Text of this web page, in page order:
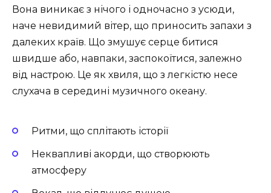
Вона виникає з нічого і одночасно з усюди,
наче невидимий вітер, що приносить запахи з
далеких країв. Що змушує серце битися
швидше або, навпаки, заспокоїтися, залежно
від настрою. Це як хвиля, що з легкістю несе
слухача в середині музичного океану.
Ритми, що сплітають історії
Неквапливі акорди, що створюють
атмосферу